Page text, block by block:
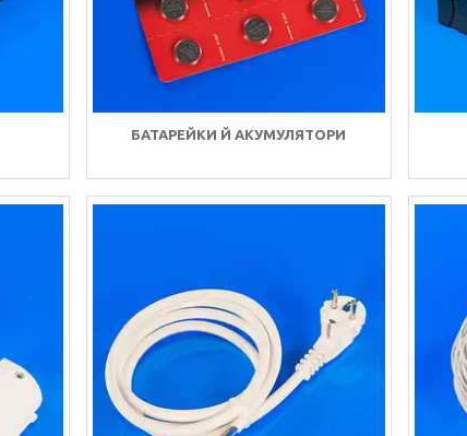
БАТАРЕЙКИ Й АКУМУЛЯТОРИ